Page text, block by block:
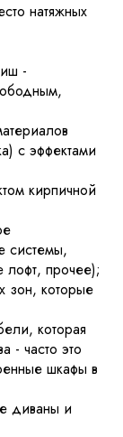
натяжных
-
с эффектами
кирпичной
системы,
лофт, прочее);
зон, которые
которая
- часто это
шкафы в
диваны и